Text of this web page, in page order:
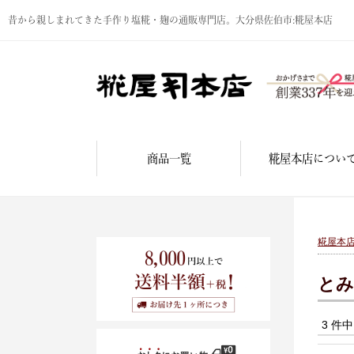
昔から親しまれてきた手作り塩糀・麹の通販専門店。大分県佐伯市:糀屋本店
商品一覧 糀屋本店につい
糀屋本
と
3 件